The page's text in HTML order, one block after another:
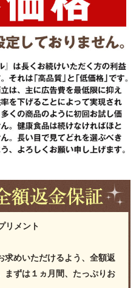
リメント
求めいただけるよう、全額返
まずは１ヵ月間、たっぷりお